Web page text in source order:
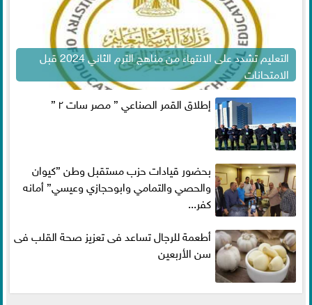
التعليم تشدد على الانتهاء من مناهج الترم الثاني 2024 قبل
الامتحانات
إطلاق القمر الصناعي ” مصر سات ٢ ”
بحضور قيادات حزب مستقبل وطن ”كيوان
والحصي والتمامي وابوحجازي وعيسي” أمانه
كفر...
أطعمة للرجال تساعد فى تعزيز صحة القلب فى
سن الأربعين